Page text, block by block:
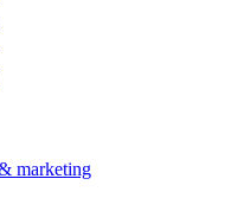
marketing